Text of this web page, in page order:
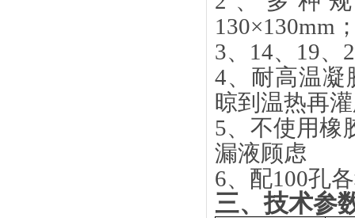
130×130mm
3、14、19、
4、耐高温
晾到温热再
5、不使用橡
漏液顾虑
6、配100孔
三、技术参